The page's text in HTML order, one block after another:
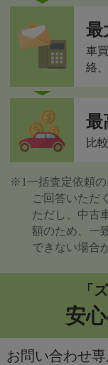
最
車
絡
最
比
※1一括査定依頼
ご回答いただ
ただし、中古
額のため、一
できない場合
「
安
お問い合わせ